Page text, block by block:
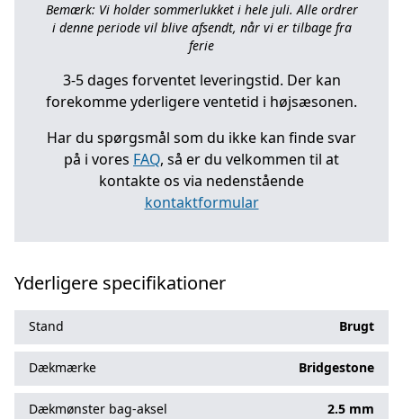
Bemærk: Vi holder sommerlukket i hele juli. Alle ordrer
i denne periode vil blive afsendt, når vi er tilbage fra
ferie
3-5 dages forventet leveringstid. Der kan
forekomme yderligere ventetid i højsæsonen.
Har du spørgsmål som du ikke kan finde svar
på i vores FAQ, så er du velkommen til at
kontakte os via nedenstående
kontaktformular
Yderligere specifikationer
Stand Brugt
Dækmærke Bridgestone
Dækmønster bag-aksel 2.5 mm